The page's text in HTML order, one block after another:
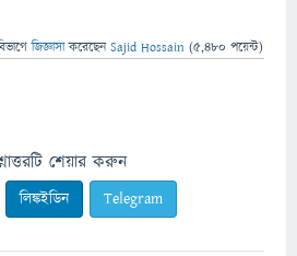
জিজ্ঞাসাকরেছেনSajid Hossain (5,480 পয়েন্ট)
শেয়ার করুন
লিঙ্কইডিন Telegram